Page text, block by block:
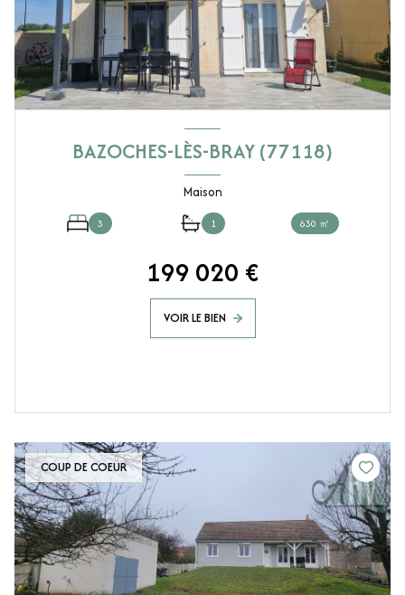
BAZOCHES-LÈS-BRAY (77118)
Maison
3 1 630 ㎡
199 020 €
VOIR LE BIEN
COUP DE COEUR